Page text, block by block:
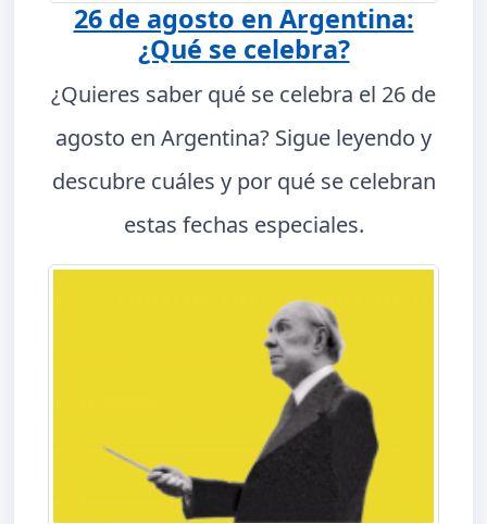
26 de agosto en Argentina:
¿Qué se celebra?
¿Quieres saber qué se celebra el 26 de
agosto en Argentina? Sigue leyendo y
descubre cuáles y por qué se celebran
estas fechas especiales.